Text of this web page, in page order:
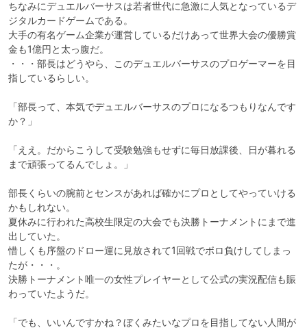
ちなみにデュエルバーサスは若者世代に急激に人気となっているデ
ジタルカードゲームである。
大手の有名ゲーム企業が運営しているだけあって世界大会の優勝賞
金も1億円と太っ腹だ。
・・・部長はどうやら、このデュエルバーサスのプロゲーマーを目
指しているらしい。
「部長って、本気でデュエルバーサスのプロになるつもりなんです
か？」
「ええ。だからこうして受験勉強もせずに毎日放課後、日が暮れる
まで頑張ってるんでしょ。」
部長くらいの腕前とセンスがあれば確かにプロとしてやっていける
かもしれない。
夏休みに行われた高校生限定の大会でも決勝トーナメントにまで進
出していた。
惜しくも序盤のドロー運に見放されて1回戦でボロ負けしてしまっ
たが・・・。
決勝トーナメント唯一の女性プレイヤーとして公式の実況配信も賑
わっていたようだ。
「でも、いいんですかね？ぼくみたいなプロを目指してない人間が